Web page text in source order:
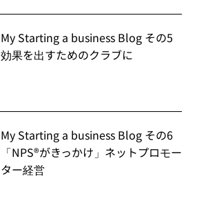
My Starting a business Blog その5
効果を出すためのクラブに
My Starting a business Blog その6
「NPS®️がきっかけ」ネットプロモー
ター経営